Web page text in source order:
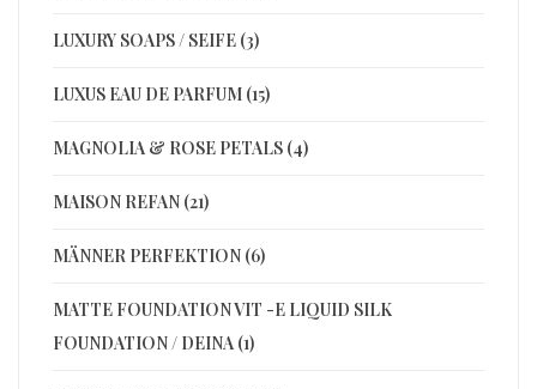
LUXURY SOAPS / SEIFE (3)
LUXUS EAU DE PARFUM (15)
MAGNOLIA & ROSE PETALS (4)
MAISON REFAN (21)
MÄNNER PERFEKTION (6)
MATTE FOUNDATION VIT -E LIQUID SILK
FOUNDATION / DEINA (1)